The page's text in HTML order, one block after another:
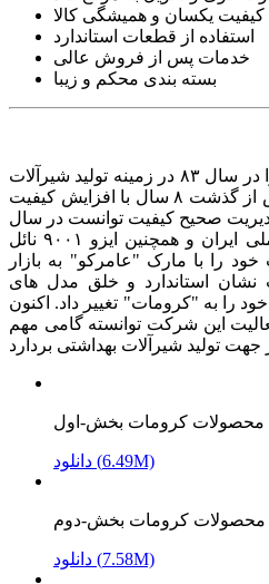
کیفیت یکسان و همیشگی کالا
استفاده از قطعات استاندارد
خدمات پس از فروش عالی
بسته بندی محکم و زیبا
شرکت کرومات فعالیت خود را در سال ۸۳ در زمینه تولید شیرآلات
بهداشتی اهرمی آغاز نمود و پس از گذشت ۸ سال با افزایش کیفیت
صحیح کیفیت توانست در سال
۹۱ به کسب نشان استاندارد ملی ایران و همچنین ایزو ۹۰۰۱ نائل
را با مارک "عامرکو" به بازار
استاندارد و خلق مدل های
را به "کرومات" تغییر داد. اکنون
16 سال از فعالیت این شرکت توانسته گامی مهم
محصولات کرومات بخش-اول
دانلود (6.49M)
محصولات کرومات بخش-دوم
دانلود (7.58M)